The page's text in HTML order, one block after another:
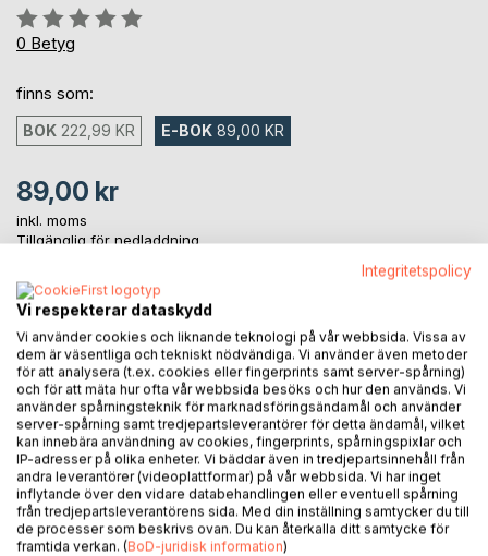
Betyg::
0%
0 Betyg
finns som:
BOK 222,99 KR E-BOK 89,00 KR
89,00 kr
inkl. moms
Tillgänglig för nedladdning
LÄGG I KUNDVAGNEN
Lägg till i kom-ihåglista
Recensera titel
Integritetspolicy
Vi respekterar dataskydd
Vi använder cookies och liknande teknologi på vår webbsida. Vissa av
dem är väsentliga och tekniskt nödvändiga. Vi använder även metoder
för att analysera (t.ex. cookies eller fingerprints samt server-spårning)
och för att mäta hur ofta vår webbsida besöks och hur den används. Vi
använder spårningsteknik för marknadsföringsändamål och använder
server-spårning samt tredjepartsleverantörer för detta ändamål, vilket
kan innebära användning av cookies, fingerprints, spårningspixlar och
IP-adresser på olika enheter. Vi bäddar även in tredjepartsinnehåll från
andra leverantörer (videoplattformar) på vår webbsida. Vi har inget
inflytande över den vidare databehandlingen eller eventuell spårning
från tredjepartsleverantörens sida. Med din inställning samtycker du till
de processer som beskrivs ovan. Du kan återkalla ditt samtycke för
framtida verkan. (BoD-juridisk information)